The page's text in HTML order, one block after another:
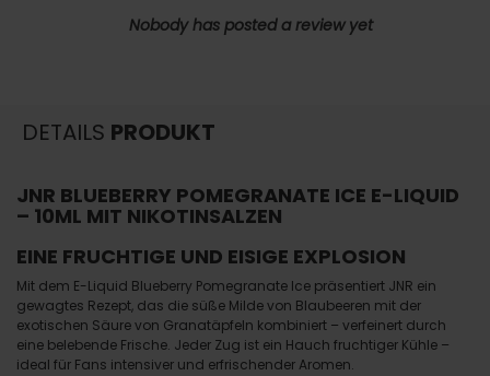
Nobody has posted a review yet
DETAILS PRODUKT
JNR BLUEBERRY POMEGRANATE ICE E-LIQUID
– 10ML MIT NIKOTINSALZEN
EINE FRUCHTIGE UND EISIGE EXPLOSION
Mit dem E-Liquid Blueberry Pomegranate Ice präsentiert JNR ein
gewagtes Rezept, das die süße Milde von Blaubeeren mit der
exotischen Säure von Granatäpfeln kombiniert – verfeinert durch
eine belebende Frische. Jeder Zug ist ein Hauch fruchtiger Kühle –
ideal für Fans intensiver und erfrischender Aromen.